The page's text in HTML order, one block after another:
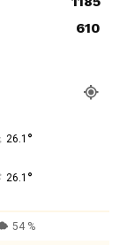
610
26.1 °
26.1 °
54 %